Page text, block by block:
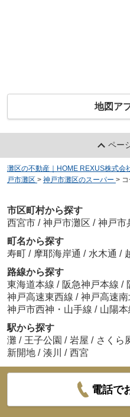
地図ア
ペー
灘区の不動産｜HOME REXUS株式会
戸市灘区 > 神戸市灘区のスーパー >
市区町村から探す
西宮市 / 神戸市灘区 / 神戸市
町名から探す
寿町 / 摩耶海岸通 / 水木通 /
路線から探す
東海道本線 / 阪急神戸本線 /
神戸高速東西線 / 神戸高速南
神戸市西神・山手線 / 山陽本
駅から探す
灘 / 王子公園 / 岩屋 / さくら
新開地 / 湊川 / 西宮
電話で